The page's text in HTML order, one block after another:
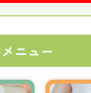
ニュー